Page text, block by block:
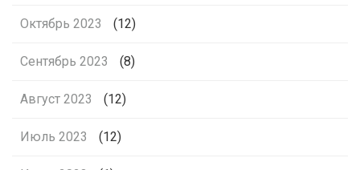
Октябрь 2023 (12)
Сентябрь 2023 (8)
Август 2023 (12)
Июль 2023 (12)